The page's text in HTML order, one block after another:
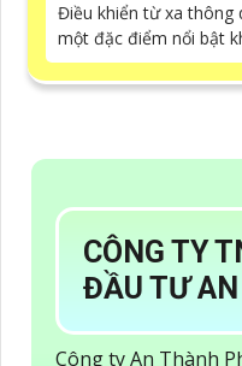
Điều khiển từ xa thông
một đặc điểm nổi bật
CÔNG TY
ĐẦU TƯ
Công ty An Thành